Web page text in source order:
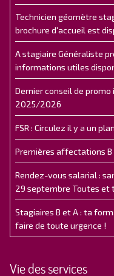
Technicien géomètre
brochure d'accueil est
A stagiaire Généraliste
informations utiles
Dernier conseil de
2025/2026
FSR : Circulez il y a un
Premières affectations
Rendez-vous salarial :
29 septembre Toutes et
Stagiaires B et A : ta
faire de toute urgence !
Vie des services